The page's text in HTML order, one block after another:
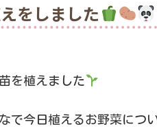
をしました
を植えました
で今日植えるお野菜につ